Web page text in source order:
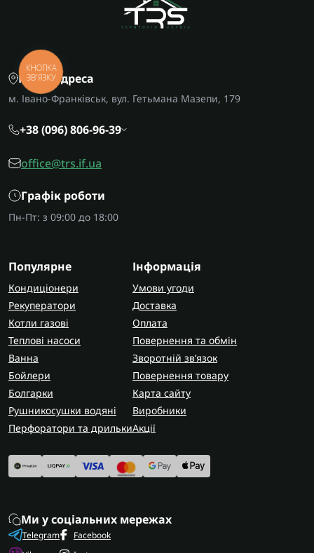
Наша адреса
м. Івано-Франківськ, вул. Гетьмана Мазепи, 179
+38 (096) 806-96-39
office@trs.if.ua
Графік роботи
Пн-Пт: з 09:00 до 18:00
Популярне
Кондиціонери
Рекуператори
Котли газові
Теплові насоси
Ванна
Бойлери
Болгарки
Рушникосушки водяні
Перфоратори та дрильки
Інформація
Умови угоди
Доставка
Оплата
Повернення та обмін
Зворотній зв’язок
Повернення товару
Карта сайту
Виробники
Акції
Ми у соціальних мережах
Telegram
Facebook
КНОПКА
ЗВ'ЯЗКУ